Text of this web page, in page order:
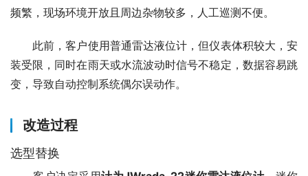
频繁，现场环境开放且周边杂物较多，人工巡测不便。
此前，客户使用普通雷达液位计，但仪表体积较大，安
装受限，同时在雨天或水流波动时信号不稳定，数据容易跳
变，导致自动控制系统偶尔误动作。
改造过程
选型替换